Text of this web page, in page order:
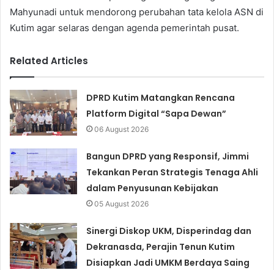
Mahyunadi untuk mendorong perubahan tata kelola ASN di
Kutim agar selaras dengan agenda pemerintah pusat.
Related Articles
DPRD Kutim Matangkan Rencana
Platform Digital “Sapa Dewan”
06 August 2026
Bangun DPRD yang Responsif, Jimmi
Tekankan Peran Strategis Tenaga Ahli
dalam Penyusunan Kebijakan
05 August 2026
Sinergi Diskop UKM, Disperindag dan
Dekranasda, Perajin Tenun Kutim
Disiapkan Jadi UMKM Berdaya Saing